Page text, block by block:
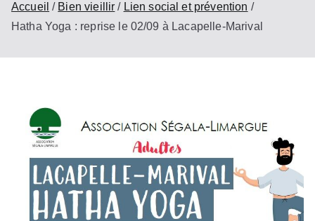
Accueil Bien vieillir
Lien social et prévention
Hatha Yoga : reprise le 02/09 à Lacapelle-Marival